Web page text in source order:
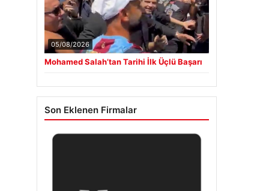
05/08/2026
Mohamed Salah’tan Tarihi İlk Üçlü Başarı
Son Eklenen Firmalar